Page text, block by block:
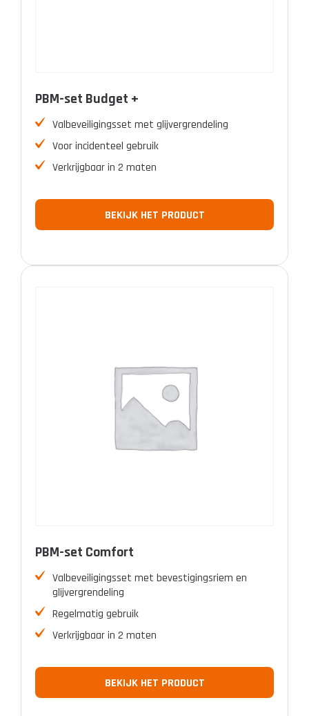
PBM-set Budget +
Valbeveiligingsset met glijvergrendeling
Voor incidenteel gebruik
Verkrijgbaar in 2 maten
BEKIJK HET PRODUCT
PBM-set Comfort
Valbeveiligingsset met bevestigingsriem en
glijvergrendeling
Regelmatig gebruik
Verkrijgbaar in 2 maten
BEKIJK HET PRODUCT